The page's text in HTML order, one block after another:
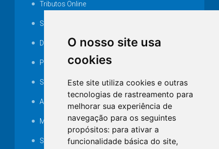
O nosso site usa
cookies
Este site utiliza cookies e outras
tecnologias de rastreamento para
melhorar sua experiência de
navegação para os seguintes
propósitos: para ativar a
funcionalidade básica do site,
Tributos Online
Serviços ISS-E
Decretos
Portarias
SAMAE
Audiência pública
MANUTENÇÃO DE ILUMINAÇÃO PÚBLICA
Serviços Técnicos TI